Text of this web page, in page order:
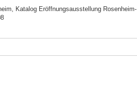
Katalog Eröffnungsausstellung Rosenheim-